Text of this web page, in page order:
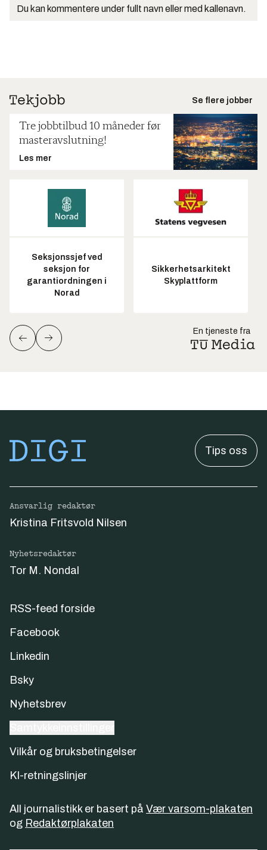
Du kan kommentere under fullt navn eller med kallenavn.
Se flere jobber
Tre jobbtilbud 10 måneder før
masteravslutning!
Les mer
Seksjonssjef ved
seksjon for
garantiordningen i
Norad
Sikkerhetsarkitekt
Skyplattform
En tjeneste fra
Tips oss
Ansvarlig redaktør
Kristina Fritsvold Nilsen
Nyhetsredaktør
Tor M. Nondal
RSS-feed forside
Facebook
Linkedin
Bsky
Nyhetsbrev
Vilkår og bruksbetingelser
KI-retningslinjer
All journalistikk er basert på Vær varsom-plakaten
og Redaktørplakaten